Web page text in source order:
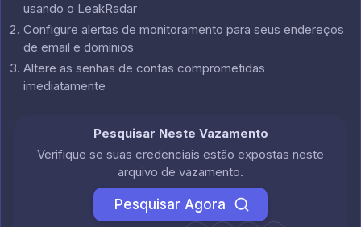
usando o LeakRadar
Configure alertas de monitoramento para seus endereços
de email e domínios
Altere as senhas de contas comprometidas
imediatamente
Pesquisar Neste Vazamento
Verifique se suas credenciais estão expostas neste
arquivo de vazamento.
Pesquisar Agora